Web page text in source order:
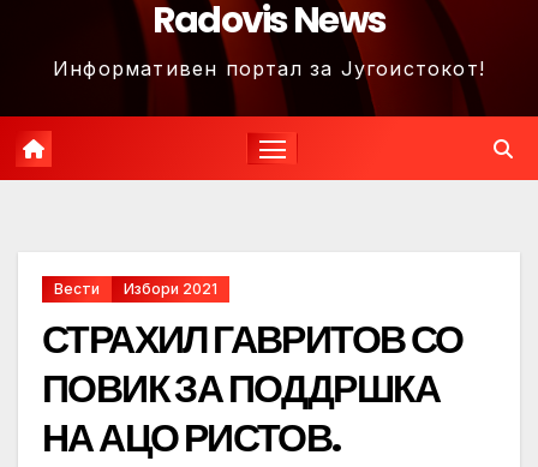
Radovis News
Информативен портал за Југоистокот!
Вести Избори 2021
СТРАХИЛ ГАВРИТОВ СО
ПОВИК ЗА ПОДДРШКА
НА АЦО РИСТОВ.